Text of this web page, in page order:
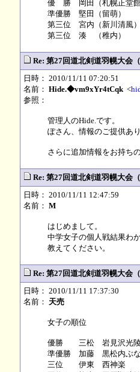
優 勝 岡田（札幌正堂館
準優勝 堅田（留萌）
第三位 宮内（新川清風）
第三位 湊 （稚内）
Re: 第27回道北剣道羽幌大会（
日時： 2010/11/11 07:20:51
名前： Hide.◆vm9xYr4tCqk<
参照：
管理人のHide.です。
ぽさん、情報のご提供あ
さらに追加情報をお持ち
Re: 第27回道北剣道羽幌大会（
日時： 2010/11/11 12:47:59
名前： M
はじめまして。
中学女子の個人戦結果わ
教えてください。
Re: 第27回道北剣道羽幌大会（
日時： 2010/11/11 17:37:30
名前： 天売
女子の順位
優勝 三松 岩見沢光
準優勝 加藤 黒松内ぶ
三位 伊東 西神楽